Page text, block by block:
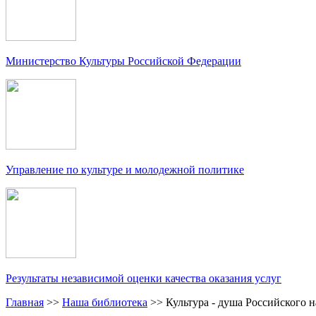
Министерство Культуры Российской Федерации
Управление по культуре и молодежной политике
Результаты независимой оценки качества оказания услуг
Главная >> Наша библиотека >> Культура - душа Российского